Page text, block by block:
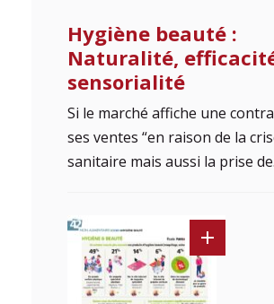
Hygiène beauté :
Naturalité,
sensorialité
Si le marché affiche une
ses ventes “en raison de la
sanitaire mais aussi la prise